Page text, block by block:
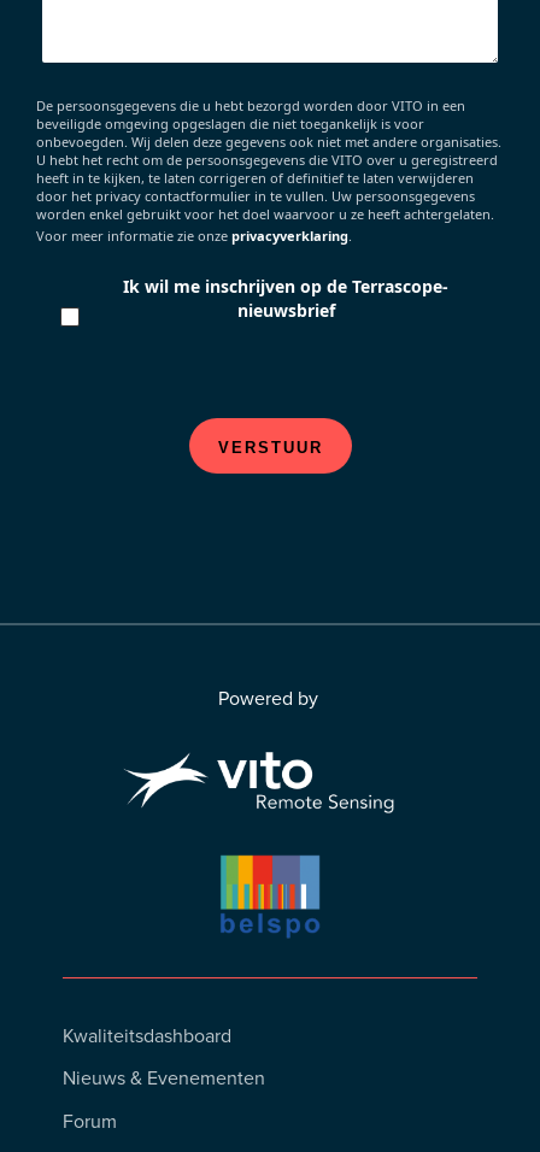
De persoonsgegevens die u hebt bezorgd worden door VITO in een
beveiligde omgeving opgeslagen die niet toegankelijk is voor
onbevoegden. Wij delen deze gegevens ook niet met andere organisaties.
U hebt het recht om de persoonsgegevens die VITO over u geregistreerd
heeft in te kijken, te laten corrigeren of definitief te laten verwijderen
door het privacy contactformulier in te vullen. Uw persoonsgegevens
worden enkel gebruikt voor het doel waarvoor u ze heeft achtergelaten.
Voor meer informatie zie onze privacyverklaring.
Ik wil me inschrijven op de Terrascope-
nieuwsbrief
VERSTUUR
Powered by
Footer
Menu
Kwaliteitsdashboard
Nieuws & Evenementen
Forum